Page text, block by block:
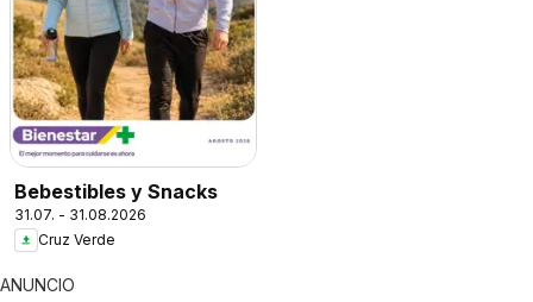
Bebestibles y Snacks
31.07. - 31.08.2026
Cruz Verde
ANUNCIO